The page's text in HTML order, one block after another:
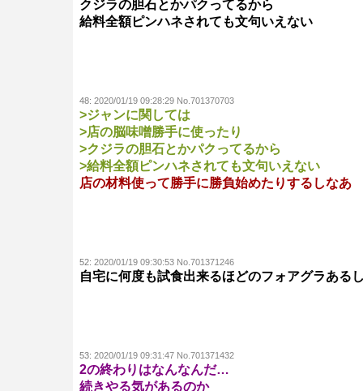
クジラの胆石とかパクってるから
給料全額ピンハネされても文句いえない
48: 2020/01/19 09:28:29 No.701370703
>ジャンに関しては
>店の脳味噌勝手に使ったり
>クジラの胆石とかパクってるから
>給料全額ピンハネされても文句いえない
店の材料使って勝手に勝負始めたりするしなあ
52: 2020/01/19 09:30:53 No.701371246
自宅に何度も試食出来るほどのフォアグラある
53: 2020/01/19 09:31:47 No.701371432
2の終わりはなんなんだ…
続きやる気があるのか